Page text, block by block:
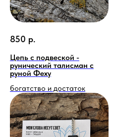
850 р.
Цепь с подвеской -
рунический талисман с
руной Феху
богатство и достаток